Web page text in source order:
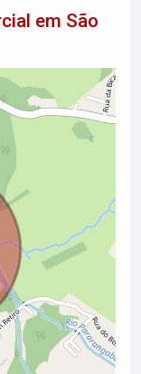
em São